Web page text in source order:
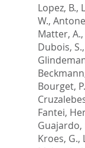
Lopez, B.,
W.,
Matter, A.,
Dubois, S.,
Bourget, P.
Fantei,
Guajardo,
Kroes, G.,